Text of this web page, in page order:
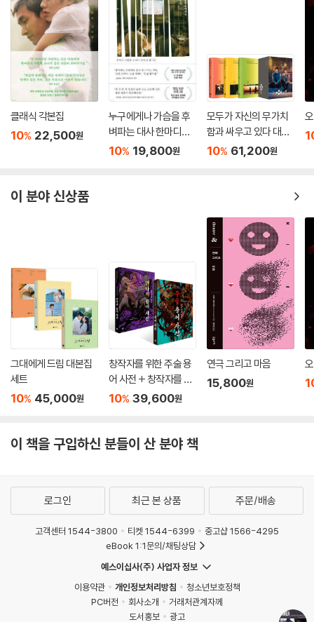
클래식 각본집
10% 22,500원
누구에게나 가슴을 후
벼파는 대사 한마디가
있다
10% 19,800원
모두가 자신의 무가치
함과 싸우고 있다 대본
집 세트
10% 61,200원
이 분야 신상품
그대에게 드림 대본집
세트
10% 45,000원
창작자를 위한 주술 용
어 사전 + 창작자를 위
한 판타지 용어 사전 세
10% 39,600원
연극 그리고 마음
15,800원
이 책을 구입하신 분들이 산 분야 책
로그인 최근 본 상품 주문/배송
고객센터 1544-3800 티켓 1544-6399
중고샵 1566-4295
eBook 1:1문의/채팅상담
예스이십사(주) 사업자 정보
이용약관
개인정보처리방침
청소년보호정책
PC버전
회사소개
거래처관계자께
도서홍보
광고